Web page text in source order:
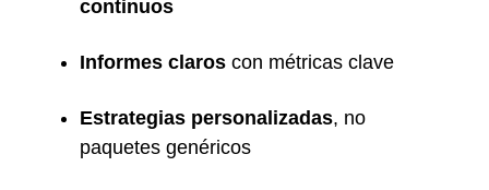
continuos
Informes claros con métricas clave
Estrategias personalizadas, no
paquetes genéricos